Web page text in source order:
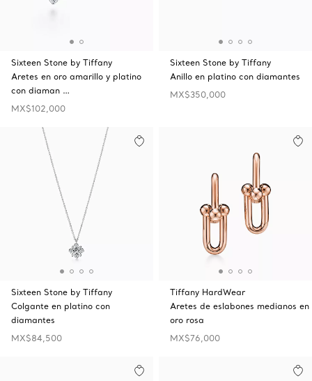
Sixteen Stone by Tiffany
Aretes en oro amarillo y platino
con diaman …
MX$102,000
Sixteen Stone by Tiffany
Anillo en platino con diamantes
MX$350,000
Sixteen Stone by Tiffany
Colgante en platino con
diamantes
MX$84,500
Tiffany HardWear
Aretes de eslabones medianos en
oro rosa
MX$76,000